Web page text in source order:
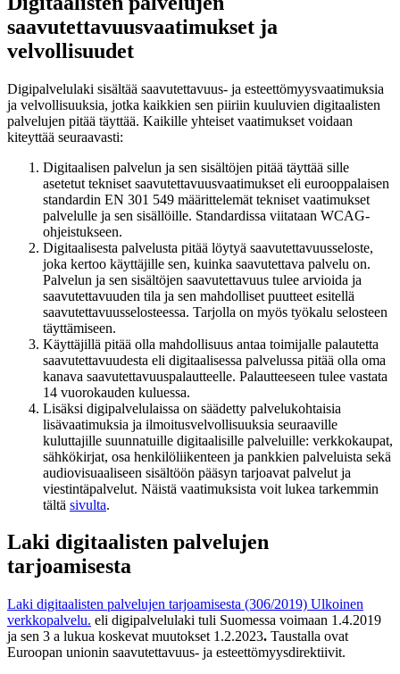
saavutettavuusvaatimukset ja
velvollisuudet
Digipalvelulaki sisältää saavutettavuus- ja esteettömyysvaatimuksia
ja velvollisuuksia, jotka kaikkien sen piiriin kuuluvien digitaalisten
palvelujen pitää täyttää. Kaikille yhteiset vaatimukset voidaan
kiteyttää seuraavasti:
Digitaalisen palvelun ja sen sisältöjen pitää täyttää sille
asetetut tekniset saavutettavuusvaatimukset eli eurooppalaisen
standardin EN 301 549 määrittelemät tekniset vaatimukset
palvelulle ja sen sisällöille. Standardissa viitataan WCAG-
ohjeistukseen.
Digitaalisesta palvelusta pitää löytyä saavutettavuusseloste,
joka kertoo käyttäjille sen, kuinka saavutettava palvelu on.
Palvelun ja sen sisältöjen saavutettavuus tulee arvioida ja
saavutettavuuden tila ja sen mahdolliset puutteet esitellä
saavutettavuusselosteessa. Tarjolla on myös työkalu selosteen
täyttämiseen.
Käyttäjillä pitää olla mahdollisuus antaa toimijalle palautetta
saavutettavuudesta eli digitaalisessa palvelussa pitää olla oma
kanava saavutettavuuspalautteelle. Palautteeseen tulee vastata
14 vuorokauden kuluessa.
Lisäksi digipalvelulaissa on säädetty palvelukohtaisia
lisävaatimuksia ja ilmoitusvelvollisuuksia seuraaville
kuluttajille suunnatuille digitaalisille palveluille: verkkokaupat,
sähkökirjat, osa henkilöliikenteen ja pankkien palveluista sekä
audiovisuaaliseen sisältöön pääsyn tarjoavat palvelut ja
viestintäpalvelut. Näistä vaatimuksista voit lukea tarkemmin
tältä sivulta.
Laki digitaalisten palvelujen
tarjoamisesta
Laki digitaalisten palvelujen tarjoamisesta (306/2019) Ulkoinen
verkkopalvelu. eli digipalvelulaki tuli Suomessa voimaan 1.4.2019
ja sen 3 a lukua koskevat muutokset 1.2.2023. Taustalla ovat
Euroopan unionin saavutettavuus- ja esteettömyysdirektiivit.